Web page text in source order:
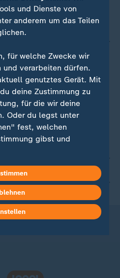
und Dienste von
anderem um das Teilen
für welche Zwecke wir
und verarbeiten dürfen.
genutztes Gerät. Mit
deine Zustimmung zu
für die wir deine
Oder du legst unter
fest, welchen
gibst und
widerrufen oder ändern.
du in unserer